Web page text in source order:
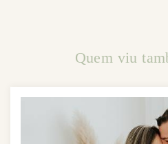
Quem viu